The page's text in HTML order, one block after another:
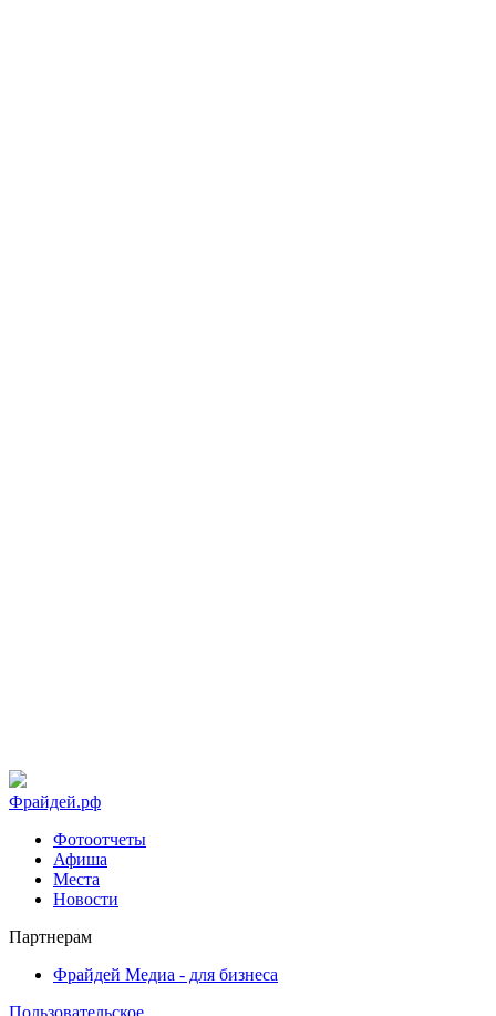
Фрайдей.рф
Фотоотчеты
Афиша
Места
Новости
Партнерам
Фрайдей Медиа - для бизнеса
Пользовательское